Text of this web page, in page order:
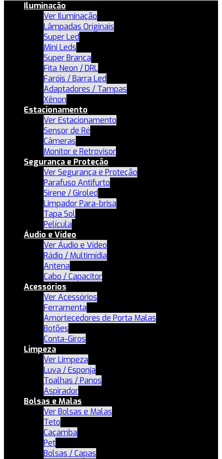
Iluminação
Ver Iluminação
Lâmpadas Originais
Super Led
Mini Leds
Super Branca
Fita Neon / DRL
Faróis / Barra Led
Adaptadores / Tampas
Xênon
Estacionamento
Ver Estacionamento
Sensor de Ré
Câmeras
Monitor e Retrovisor
Segurança e Proteção
Ver Segurança e Proteção
Parafuso Antifurto
Sirene / Giroled
Limpador Para-brisa
Tapa Sol
Película
Áudio e Vídeo
Ver Áudio e Vídeo
Rádio / Multimídia
Antena
Cabo / Capacitor
Acessórios
Ver Acessórios
Ferramenta
Amortecedores de Porta Malas
Botões
Conta-Giros
Limpeza
Ver Limpeza
Luva / Esponja
Toalhas / Panos
Aspirador
Bolsas e Malas
Ver Bolsas e Malas
Teto
Caçamba
Pet
Bolsas / Capas